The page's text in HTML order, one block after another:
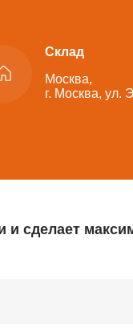
Склад
Москва,
г. Москва, ул.
и сделает